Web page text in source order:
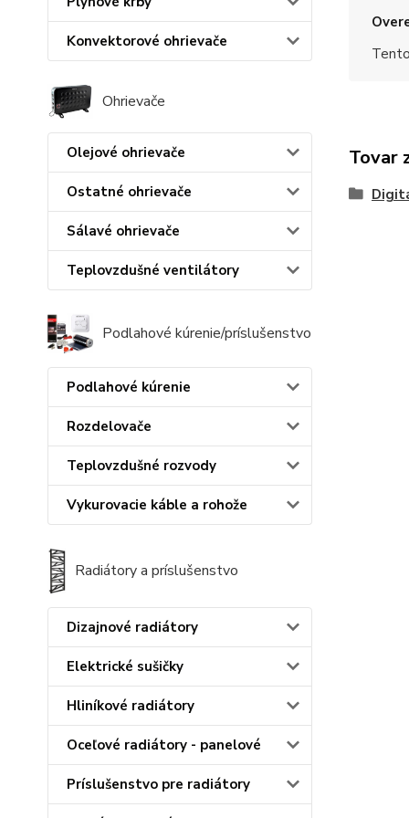
Konvektorové ohrievače
Ohrievače
Olejové ohrievače
Ostatné ohrievače
Sálavé ohrievače
Teplovzdušné ventilátory
Podlahové kúrenie/príslušenstvo
Podlahové kúrenie
Rozdelovače
Teplovzdušné rozvody
Vykurovacie káble a rohože
Radiátory a príslušenstvo
Dizajnové radiátory
Elektrické sušičky
Hliníkové radiátory
Oceľové radiátory - panelové
Príslušenstvo pre radiátory
Tovar